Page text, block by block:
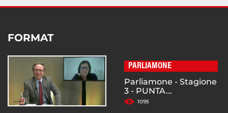
FORMAT
PARLIAMONE
Parliamone - Stagione
3 - PUNTA...
1095